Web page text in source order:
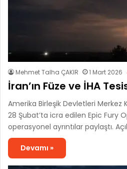
Mehmet Talha ÇAKIR 1 Mart 2026
İran’ın Füze ve İHA
Amerika Birleşik Devletleri Merkez
28 Şubat’ta icra edilen Epic Fury
operasyonel ayrıntılar paylaştı.
Devamı »